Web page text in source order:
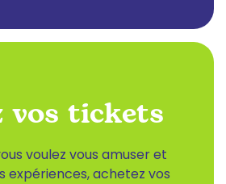
vos tickets
voulez vous amuser et
expériences, achetez vos